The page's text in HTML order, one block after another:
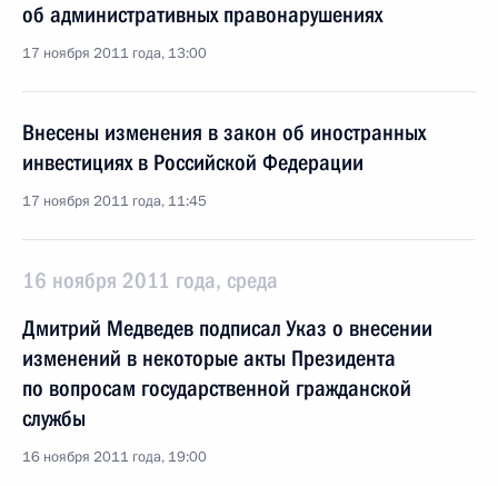
об административных правонарушениях
17 ноября 2011 года, 13:00
Внесены изменения в закон об иностранных
инвестициях в Российской Федерации
17 ноября 2011 года, 11:45
16 ноября 2011 года, среда
Дмитрий Медведев подписал Указ о внесении
изменений в некоторые акты Президента
по вопросам государственной гражданской
службы
16 ноября 2011 года, 19:00